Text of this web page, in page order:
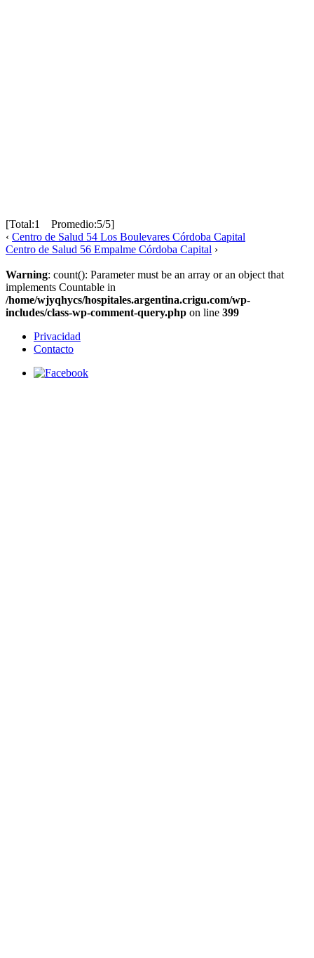
[Total:1 Promedio:5/5]
‹ Centro de Salud 54 Los Boulevares Córdoba Capital
Centro de Salud 56 Empalme Córdoba Capital ›
Warning: count(): Parameter must be an array or an object that
implements Countable in
/home/wjyqhycs/hospitales.argentina.crigu.com/wp-
includes/class-wp-comment-query.php on line 399
Privacidad
Contacto